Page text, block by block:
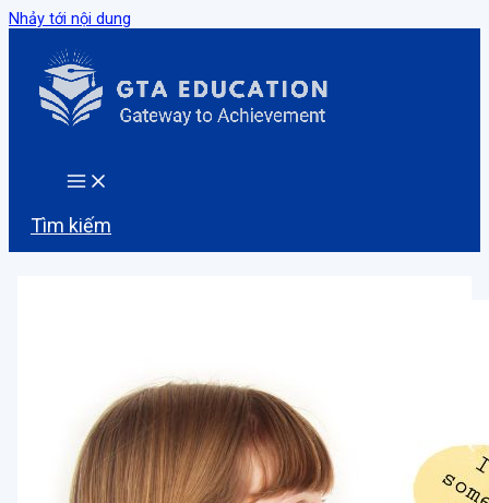
Nhảy tới nội dung
Tìm kiếm